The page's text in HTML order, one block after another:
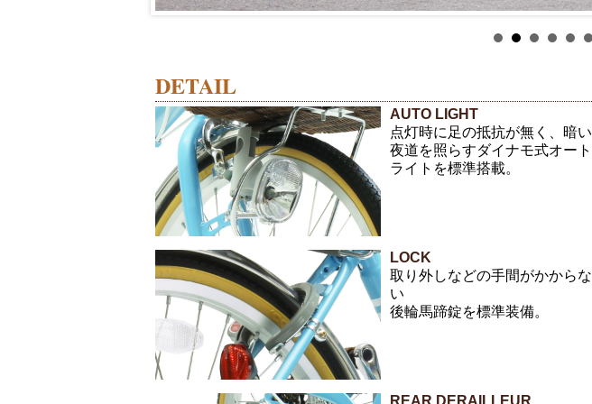
DETAIL
AUTO LIGHT
点灯時に足の抵抗が無く、暗い
夜道を照らすダイナモ式オート
ライトを標準搭載。
LOCK
取り外しなどの手間がかからな
い
後輪馬蹄錠を標準装備。
REAR DERAILLEUR